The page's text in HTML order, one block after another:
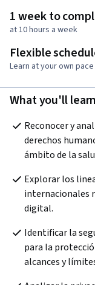
1 week to
at 10 hours a week
Flexible
Learn at your own pace
What you'll learn
Reconocer y
derechos
ámbito de la
Explorar los
internacionales
digital.
Identificar la
para la
alcances y